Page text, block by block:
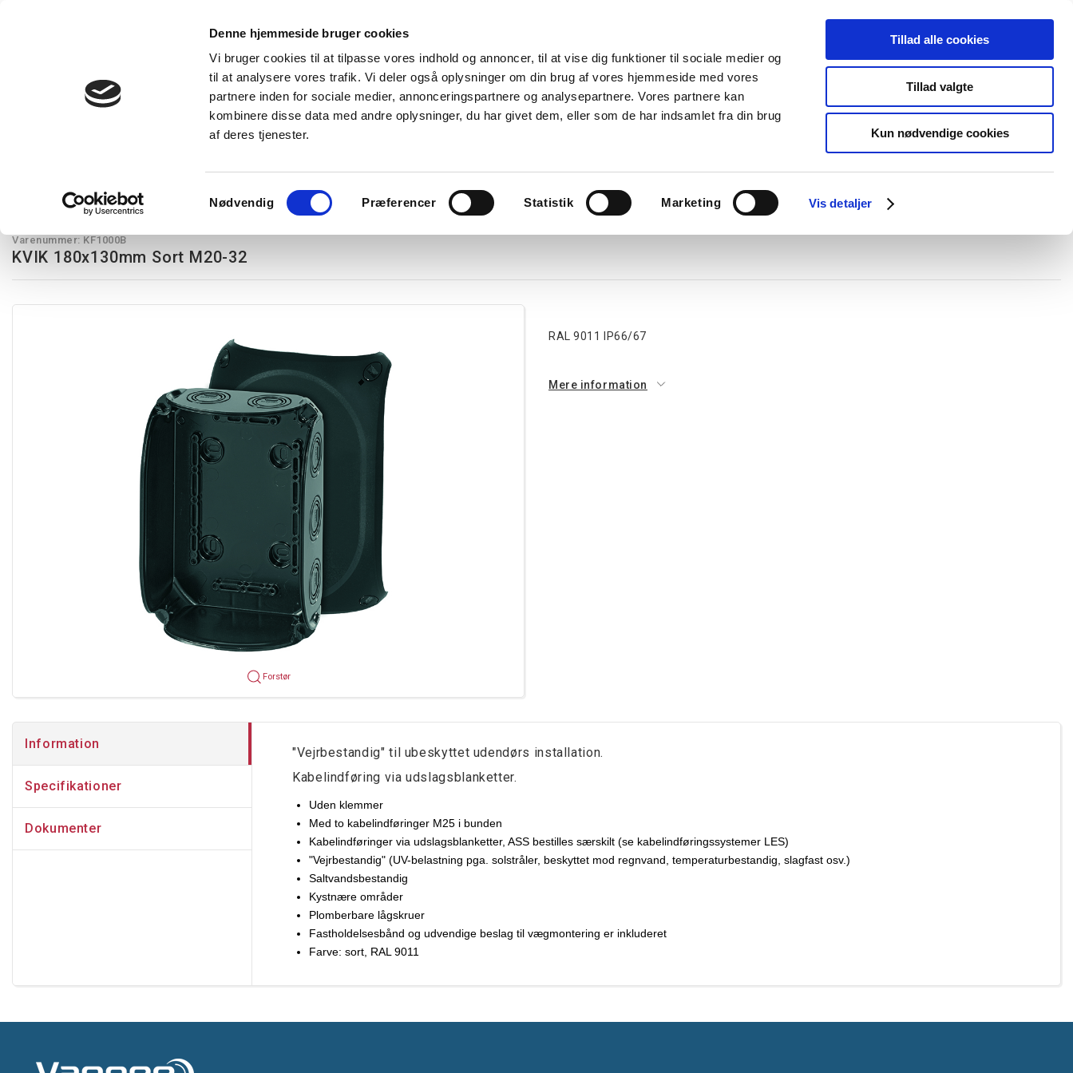
Denne hjemmeside bruger cookies
Vi bruger cookies til at tilpasse vores indhold og annoncer, til at vise dig funktioner til sociale medier og
til at analysere vores trafik. Vi deler også oplysninger om din brug af vores hjemmeside med vores
partnere inden for sociale medier, annonceringspartnere og analysepartnere. Vores partnere kan
kombinere disse data med andre oplysninger, du har givet dem, eller som de har indsamlet fra din brug
af deres tjenester.
Nødvendig Præferencer Statistik Marketing Vis detaljer
Tillad alle cookies
Tillad valgte
Kun nødvendige cookies
+45 44 85 90 00
Ny kunde
Produkter Express levering Vidensbank Kurser Referencer Kontakt os
Ledningskanaler Opmærkning Forgreningsmateriel
Varenummer: KF1000B
KVIK 180x130mm Sort M20-32
Forstør
RAL 9011 IP66/67
Mere information
Information
Specifikationer
Dokumenter
"Vejrbestandig" til ubeskyttet udendørs installation.
Kabelindføring via udslagsblanketter.
Uden klemmer
Med to kabelindføringer M25 i bunden
Kabelindføringer via udslagsblanketter, ASS bestilles særskilt (se kabelindføringssystemer LES)
"Vejrbestandig" (UV-belastning pga. solstråler, beskyttet mod regnvand, temperaturbestandig, slagfast osv.)
Saltvandsbestandig
Kystnære områder
Plomberbare lågskruer
Fastholdelsesbånd og udvendige beslag til vægmontering er inkluderet
Farve: sort, RAL 9011